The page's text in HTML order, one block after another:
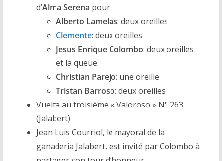
d’Alma Serena pour
Alberto Lamelas: deux oreilles
Clemente: deux oreilles
Jesus Enrique Colombo: deux oreilles
et la queue
Christian Parejo: une oreille
Tristan Barroso: deux oreilles
Vuelta au troisième « Valoroso » N° 263
(Jalabert)
Jean Luis Courriol, le mayoral de la
ganaderia Jalabert, est invité par Colombo à